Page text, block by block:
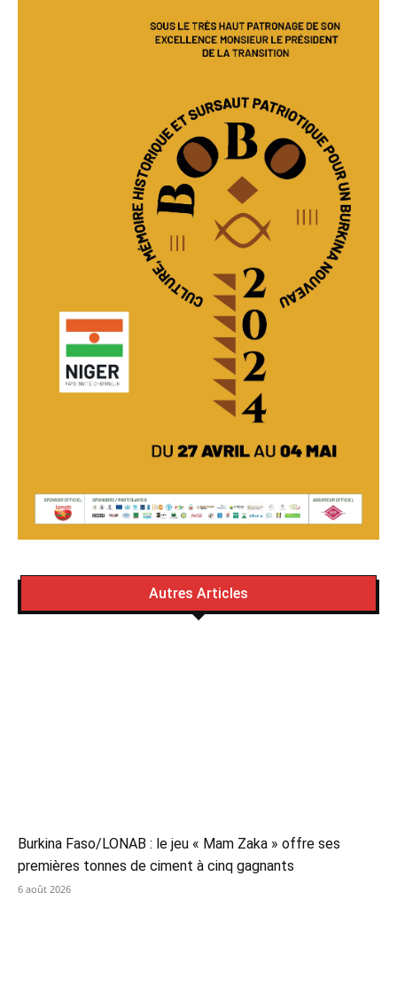
Autres Articles
Burkina Faso/LONAB : le jeu « Mam Zaka » offre ses
premières tonnes de ciment à cinq gagnants
6 août 2026